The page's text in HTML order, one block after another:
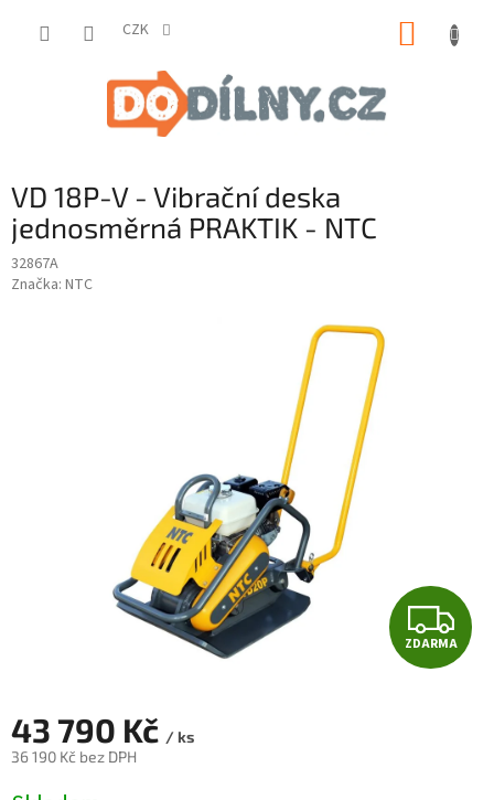
CZK
VD 18P-V - Vibrační deska
jednosměrná PRAKTIK - NTC
32867A
Značka: NTC
Z
D
ZDARMA
43 790 Kč / ks
36 190 Kč bez DPH